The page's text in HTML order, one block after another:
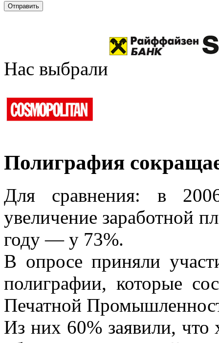
Нас выбрали
Полиграфия
Для сравнения: в
увеличение заработной
году — у 73%.
В опросе приняли
полиграфии, которые
Печатной
Из них 60% заявили, что